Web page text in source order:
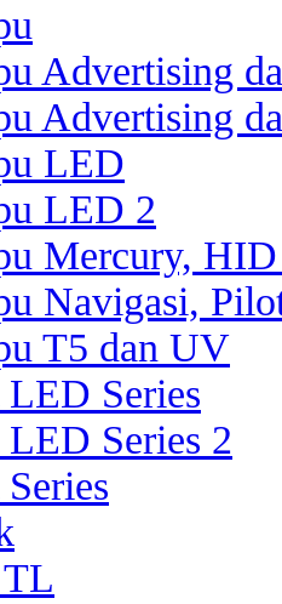
Advertising
Advertising
LED
LED 2
Mercury,
Navigasi,
T5 dan UV
Series
Series 2